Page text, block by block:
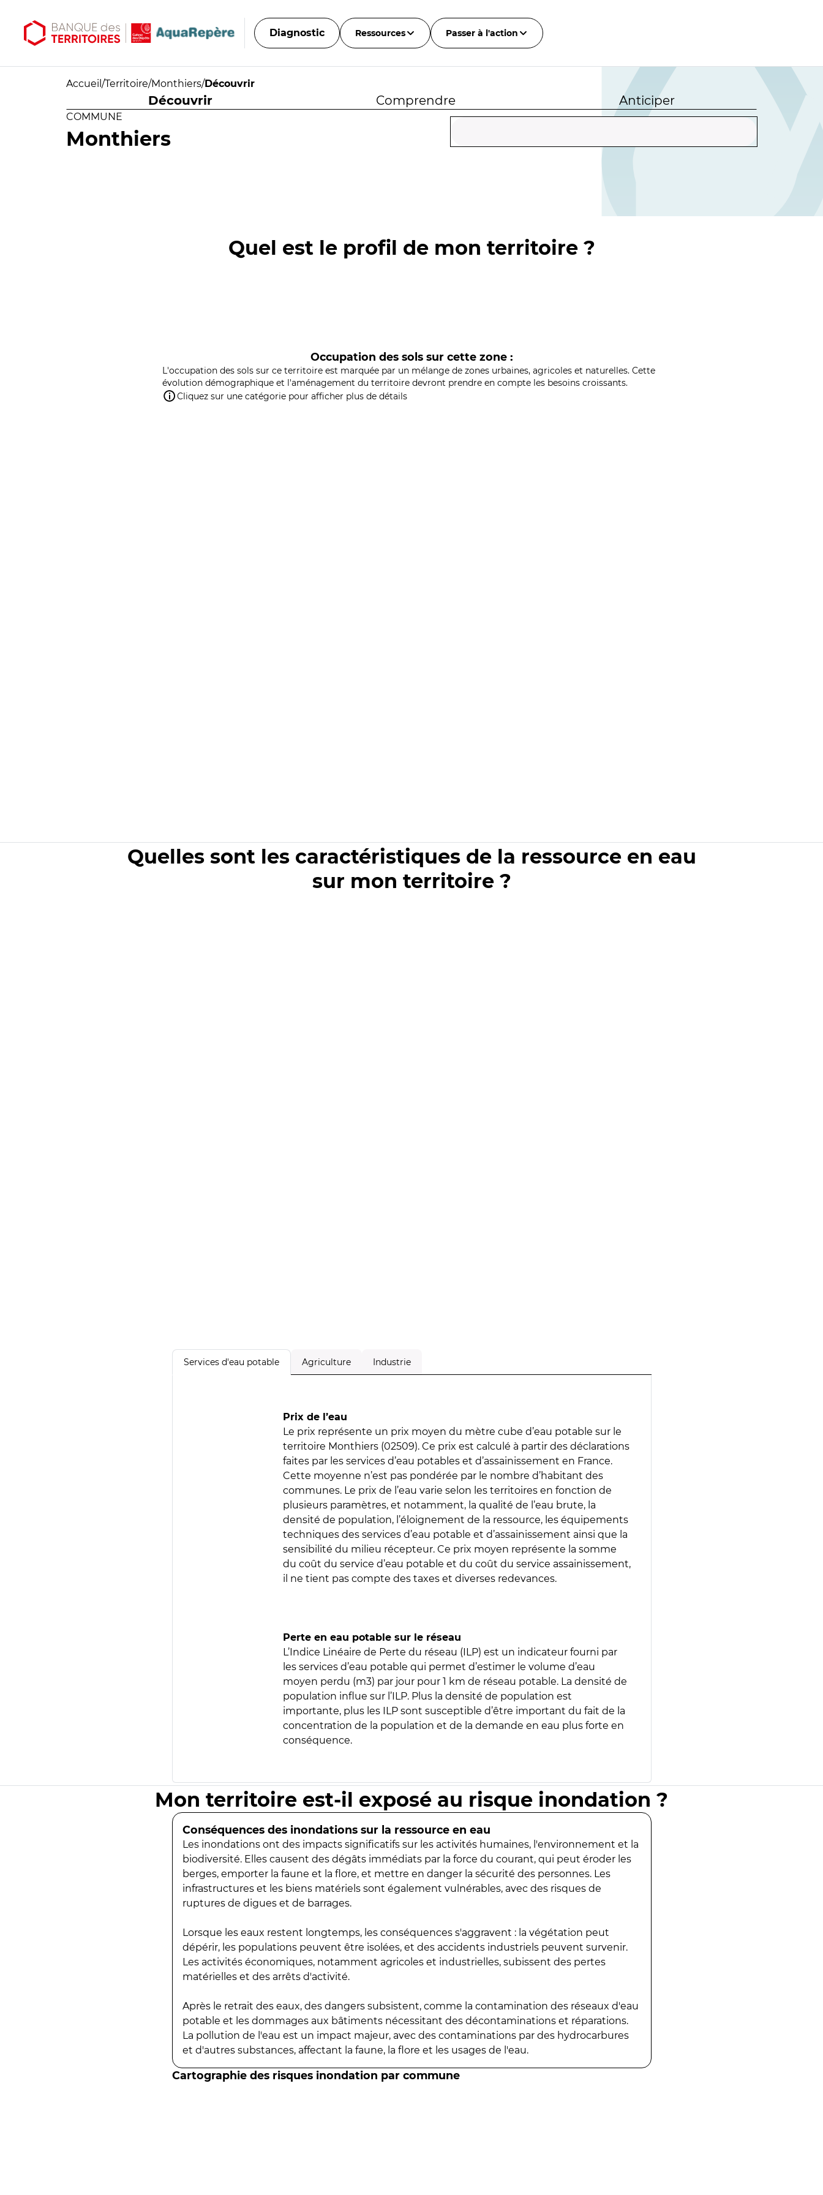
Diagnostic Ressources Passer à l'action
Accueil /Territoire/Monthiers/Découvrir
Découvrir Comprendre Anticiper
COMMUNE
Monthiers
Quel est le profil de mon territoire ?
Occupation des sols sur cette zone :
L'occupation des sols sur ce territoire est marquée par un mélange de zones urbaines, agricoles et naturelles. Cette
évolution démographique et l'aménagement du territoire devront prendre en compte les besoins croissants.
Cliquez sur une catégorie pour afficher plus de détails
Quelles sont les caractéristiques de la ressource en eau
sur mon territoire ?
Services d'eau potable Agriculture Industrie
Prix de l’eau
Le prix représente un prix moyen du mètre cube d’eau potable sur le
territoire Monthiers (02509). Ce prix est calculé à partir des déclarations
faites par les services d’eau potables et d’assainissement en France.
Cette moyenne n’est pas pondérée par le nombre d’habitant des
communes. Le prix de l’eau varie selon les territoires en fonction de
plusieurs paramètres, et notamment, la qualité de l’eau brute, la
densité de population, l’éloignement de la ressource, les équipements
techniques des services d’eau potable et d’assainissement ainsi que la
sensibilité du milieu récepteur. Ce prix moyen représente la somme
du coût du service d’eau potable et du coût du service assainissement,
il ne tient pas compte des taxes et diverses redevances.
Perte en eau potable sur le réseau
L’Indice Linéaire de Perte du réseau (ILP) est un indicateur fourni par
les services d’eau potable qui permet d’estimer le volume d’eau
moyen perdu (m3) par jour pour 1 km de réseau potable. La densité de
population influe sur l’ILP. Plus la densité de population est
importante, plus les ILP sont susceptible d’être important du fait de la
concentration de la population et de la demande en eau plus forte en
conséquence.
Mon territoire est-il exposé au risque inondation ?
Conséquences des inondations sur la ressource en eau
Les inondations ont des impacts significatifs sur les activités humaines, l'environnement et la
biodiversité. Elles causent des dégâts immédiats par la force du courant, qui peut éroder les
berges, emporter la faune et la flore, et mettre en danger la sécurité des personnes. Les
infrastructures et les biens matériels sont également vulnérables, avec des risques de
ruptures de digues et de barrages.
Lorsque les eaux restent longtemps, les conséquences s'aggravent : la végétation peut
dépérir, les populations peuvent être isolées, et des accidents industriels peuvent survenir.
Les activités économiques, notamment agricoles et industrielles, subissent des pertes
matérielles et des arrêts d'activité.
Après le retrait des eaux, des dangers subsistent, comme la contamination des réseaux d'eau
potable et les dommages aux bâtiments nécessitant des décontaminations et réparations.
La pollution de l'eau est un impact majeur, avec des contaminations par des hydrocarbures
et d'autres substances, affectant la faune, la flore et les usages de l'eau.
Cartographie des risques inondation par commune